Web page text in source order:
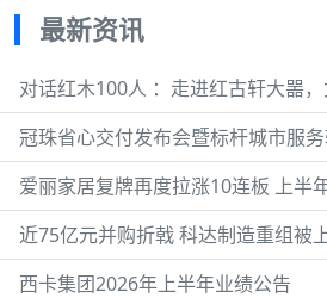
最新资讯
对话红木100人 ：走进红古轩大噐
冠珠省心交付发布会暨标杆城市服
爱丽家居复牌再度拉涨10连板 上半
近75亿元并购折戟 科达制造重组被
西卡集团2026年上半年业绩公告